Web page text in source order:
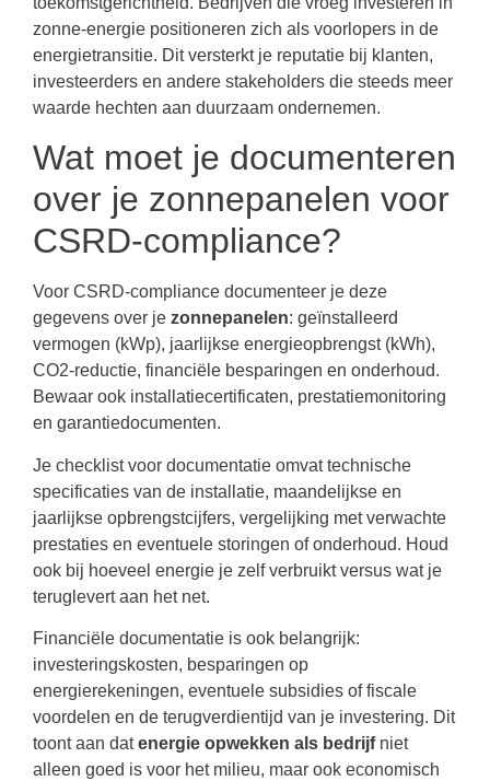
zonne-energie positioneren zich als voorlopers in de
energietransitie. Dit versterkt je reputatie bij klanten,
investeerders en andere stakeholders die steeds meer
waarde hechten aan duurzaam ondernemen.
Wat moet je documenteren
over je zonnepanelen voor
CSRD-compliance?
Voor CSRD-compliance documenteer je deze
gegevens over je zonnepanelen: geïnstalleerd
vermogen (kWp), jaarlijkse energieopbrengst (kWh),
CO2-reductie, financiële besparingen en onderhoud.
Bewaar ook installatiecertificaten, prestatiemonitoring
en garantiedocumenten.
Je checklist voor documentatie omvat technische
specificaties van de installatie, maandelijkse en
jaarlijkse opbrengstcijfers, vergelijking met verwachte
prestaties en eventuele storingen of onderhoud. Houd
ook bij hoeveel energie je zelf verbruikt versus wat je
teruglevert aan het net.
Financiële documentatie is ook belangrijk:
investeringskosten, besparingen op
energierekeningen, eventuele subsidies of fiscale
voordelen en de terugverdientijd van je investering. Dit
toont aan datenergie opwekken als bedrijfniet
alleen goed is voor het milieu, maar ook economisch